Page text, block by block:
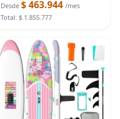
para adultos, SUP estable
para 2
Desde $ 463.944 /mes
Total: $ 1.855.777